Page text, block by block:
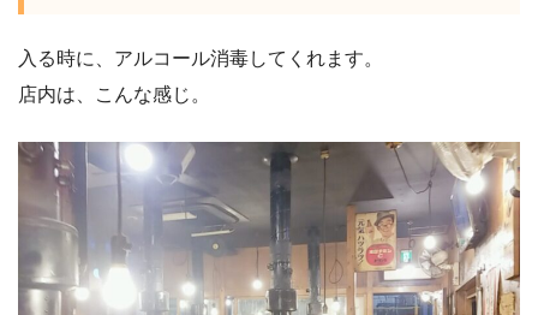
入る時に、アルコール消毒してくれます。
店内は、こんな感じ。